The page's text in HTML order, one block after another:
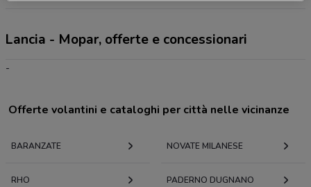
Lancia - Mopar, offerte e concessionari
-
Offerte volantini e cataloghi per città nelle vicinanze
BARANZATE NOVATE MILANESE
RHO PADERNO DUGNANO